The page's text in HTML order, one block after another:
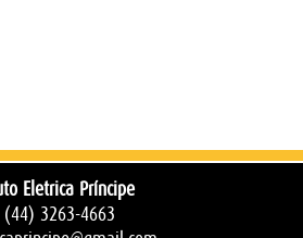
Eletrica Príncipe
(44) 3263-4663